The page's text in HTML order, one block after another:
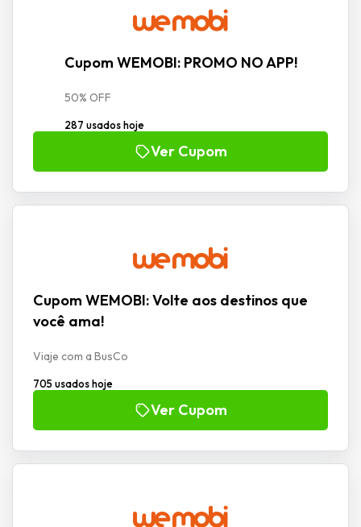
Cupom WEMOBI: PROMO NO APP!
50% OFF
287 usados hoje
Ver Cupom
Cupom WEMOBI: Volte aos destinos que
você ama!
Viaje com a BusCo
705 usados hoje
Ver Cupom